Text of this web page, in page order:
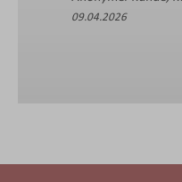
09.04.2026